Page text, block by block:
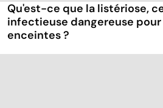
Qu'est-ce que la listériose,
infectieuse dangereuse
enceintes ?